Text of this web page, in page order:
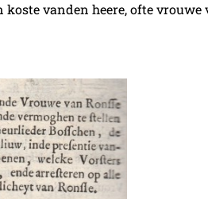
vanden heere, ofte vrouwe